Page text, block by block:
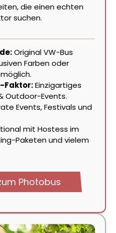
die einen echten
suchen.
Original VW-Bus
Farben oder
Faktor:Einzigartiges
Outdoor-Events.
Events, Festivals und
mit Hostess im
Paketen und vielem
Photobus